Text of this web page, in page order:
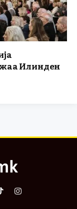
Илинден
Instagram